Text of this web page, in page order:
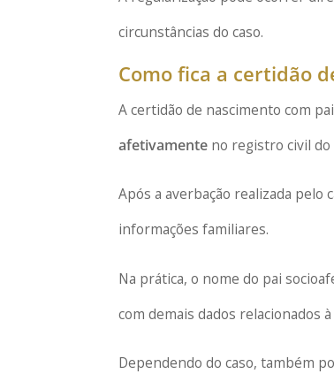
circunstâncias do caso.
Como fica a certidão
A certidão de nascimento com
afetivamente no registro civil
Após a averbação realizada pelo
informações familiares.
Na prática, o nome do pai
com demais dados relacionados
Dependendo do caso, também